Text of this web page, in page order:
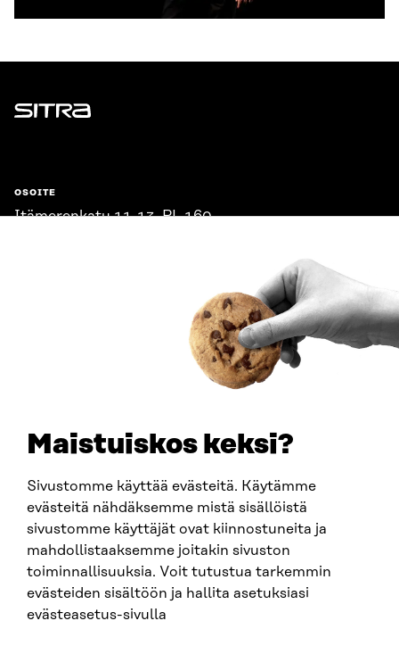
Maistuiskos keksi?
Sivustomme käyttää evästeitä. Käytämme
evästeitä nähdäksemme mistä sisällöistä
sivustomme käyttäjät ovat kiinnostuneita ja
mahdollistaaksemme joitakin sivuston
toiminnallisuuksia. Voit tutustua tarkemmin
evästeiden sisältöön ja hallita asetuksiasi
evästeasetus-sivulla
Sitra
OSOITE
Itämerenkatu 11-13, PL 160,
SITRA SOSIAALISESSA MEDIASSA
LinkedIn
Instagram
YouTube